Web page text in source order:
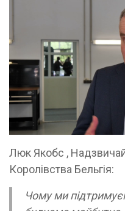
Люк Якобс ,
Королівства Бельгія:
Чому ми